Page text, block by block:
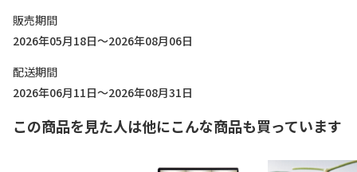
販売期間
2026年05月18日～2026年08月06日
配送期間
2026年06月11日～2026年08月31日
この商品を見た人は他にこんな商品も買っています